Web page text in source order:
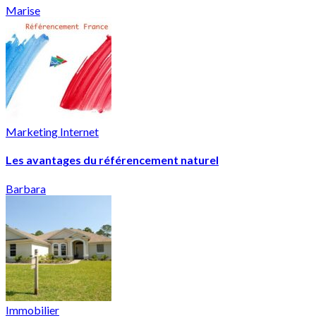
Marise
Marketing Internet
Les avantages du référencement naturel
Barbara
Immobilier